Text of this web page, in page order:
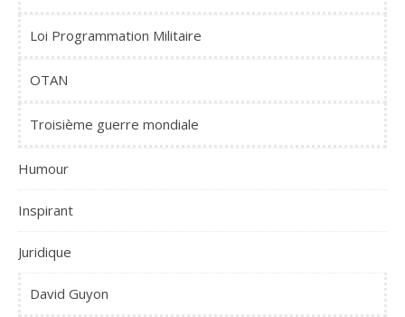
Loi Programmation Militaire
OTAN
Troisième guerre mondiale
Humour
Inspirant
Juridique
David Guyon